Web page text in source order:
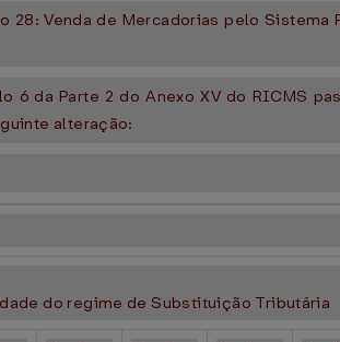
28: Venda de Mercadorias pelo Sistema
6 da Parte 2 do Anexo XV do RICMS
alteração:
do regime de Substituição Tributária